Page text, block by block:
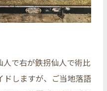
人で右が鉄拐仙人で術比
ドしますが、ご当地落語